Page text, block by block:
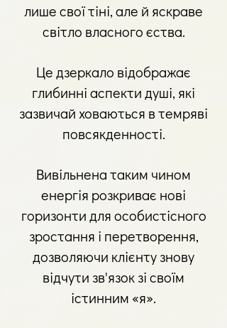
лише свої тіні, але й яскраве
світло власного єства.
Це дзеркало відображає
глибинні аспекти душі, які
зазвичай ховаються в темряві
повсякденності.
Вивільнена таким чином
енергія розкриває нові
горизонти для особистісного
зростання і перетворення,
дозволяючи клієнту знову
відчути зв'язок зі своїм
істинним «я».